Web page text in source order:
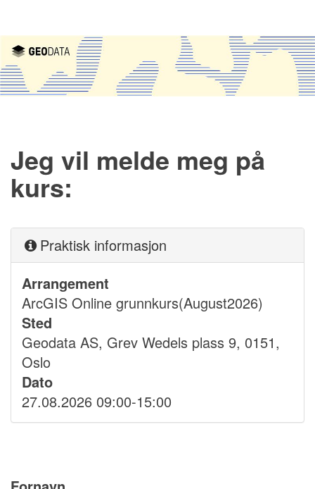
Jeg vil melde meg på
kurs:
Praktisk informasjon
Arrangement
ArcGIS Online grunnkurs(August2026)
Sted
Geodata AS, Grev Wedels plass 9, 0151,
Oslo
Dato
27.08.2026 09:00-15:00